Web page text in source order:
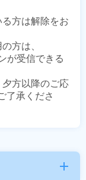
方は解除をお
方は、
が受信できる
方以降のご応
了承くださ
add